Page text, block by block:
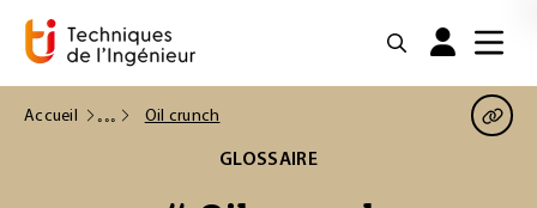
Accueil Oil crunch
GLOSSAIRE